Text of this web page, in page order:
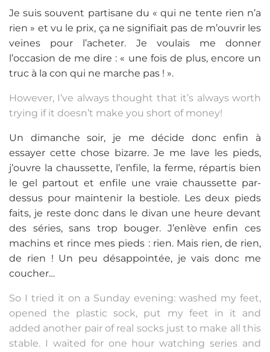
Je suis souvent partisane du « qui ne tente rien n’a
rien » et vu le prix, ça ne signifiait pas de m’ouvrir les
veines pour l’acheter. Je voulais me donner
l’occasion de me dire : « une fois de plus, encore un
truc à la con qui ne marche pas ! ».
However, I’ve always thought that it’s always worth
trying if it doesn’t make you short of money!
Un dimanche soir, je me décide donc enfin à
essayer cette chose bizarre. Je me lave les pieds,
j’ouvre la chaussette, l’enfile, la ferme, répartis bien
le gel partout et enfile une vraie chaussette par-
dessus pour maintenir la bestiole. Les deux pieds
faits, je reste donc dans le divan une heure devant
des séries, sans trop bouger. J’enlève enfin ces
machins et rince mes pieds : rien. Mais rien, de rien,
de rien ! Un peu désappointée, je vais donc me
coucher…
So I tried it on a Sunday evening: washed my feet,
opened the plastic sock, put my feet in it and
added another pair of real socks just to make all this
stable. I waited for one hour watching series and